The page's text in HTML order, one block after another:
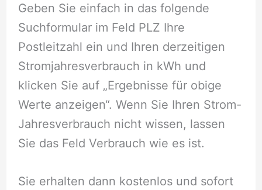
Geben Sie einfach in das folgende
Suchformular im Feld PLZ Ihre
Postleitzahl ein und Ihren derzeitigen
Stromjahresverbrauch in kWh und
klicken Sie auf „Ergebnisse für obige
Werte anzeigen“. Wenn Sie Ihren Strom-
Jahresverbrauch nicht wissen, lassen
Sie das Feld Verbrauch wie es ist.
Sie erhalten dann kostenlos und sofort